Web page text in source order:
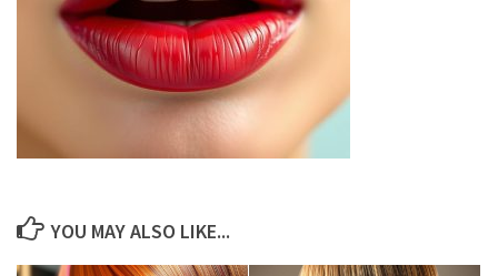
YOU MAY ALSO LIKE...